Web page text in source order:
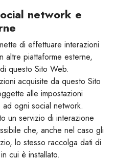
network e
di effettuare interazioni
altre piattaforme esterne,
questo Sito Web.
acquisite da questo Sito
alle impostazioni
ogni social network.
un servizio di interazione
che, anche nel caso gli
lo stesso raccolga dati di
cui è installato.